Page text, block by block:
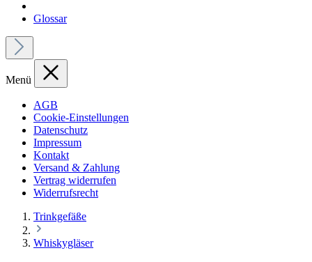
Glossar
Menü
AGB
Cookie-Einstellungen
Datenschutz
Impressum
Kontakt
Versand & Zahlung
Vertrag widerrufen
Widerrufsrecht
Trinkgefäße
Whiskygläser